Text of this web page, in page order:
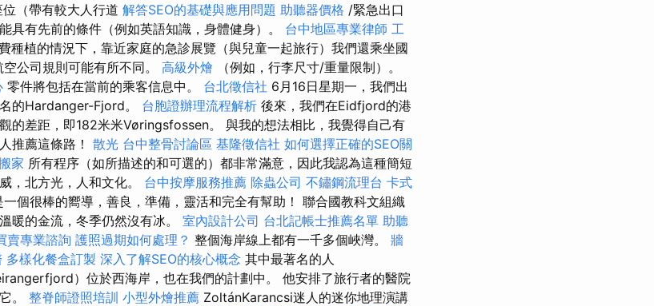
（帶有較大人行道 解答SEO的基礎與應用問題 助聽器價格 /緊急出口
具有先前的條件（例如英語知識，身體健身）。 台中地區專業律師 工
種植的情況下，靠近家庭的急診展覽（與兒童一起旅行）我們還乘坐國
公司規則可能有所不同。 高級外燴 （例如，行李尺寸/重量限制）。
零件將包括在當前的乘客信息中。 台北徵信社 6月16日星期一，我們出
的Hardanger-Fjord。 台胞證辦理流程解析 後來，我們在Eidfjord的港
的差距，即182米米Vøringsfossen。 與我的想法相比，我覺得自己有
推薦這條路！ 散光 台中整骨討論區 基隆徵信社 如何選擇正確的SEO關
家 所有程序（如所描述的和可選的）都非常滿意，因此我認為這種簡短
，北方光，人和文化。 台中按摩服務推薦 除蟲公司 不鏽鋼流理台 卡式
一個很棒的嚮導，善良，準備，靈活和完全有幫助！ 聯合國教科文組織
暖的金流，冬季仍然沒有冰。 室內設計公司 台北記帳士推薦名單 助聽
賣專業諮詢 護照過期如何處理？ 整個海岸線上都有一千多個峽灣。 牆
多樣化餐盒訂製 深入了解SEO的核心概念 其中最著名的人
）位於西海岸，也在我們的計劃中。 他安排了旅行者的醫院
。 整脊師證照培訓 小型外燴推薦 ZoltánKarancsi迷人的迷你地理演講